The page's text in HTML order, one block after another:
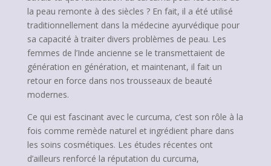
la peau remonte à des siècles ? En fait, il a été utilisé
traditionnellement dans la médecine ayurvédique pour
sa capacité à traiter divers problèmes de peau. Les
femmes de l’Inde ancienne se le transmettaient de
génération en génération, et maintenant, il fait un
retour en force dans nos trousseaux de beauté
modernes.
Ce qui est fascinant avec le curcuma, c’est son rôle à la
fois comme remède naturel et ingrédient phare dans
les soins cosmétiques. Les études récentes ont
d’ailleurs renforcé la réputation du curcuma,